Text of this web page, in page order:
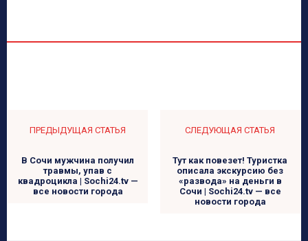
ПРЕДЫДУЩАЯ СТАТЬЯ
В Сочи мужчина получил
травмы, упав с
квадроцикла | Sochi24.tv —
все новости города
СЛЕДУЮЩАЯ СТАТЬЯ
Тут как повезет! Туристка
описала экскурсию без
«развода» на деньги в
Сочи | Sochi24.tv — все
новости города